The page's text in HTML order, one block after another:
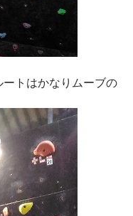
トはかなりムーブの